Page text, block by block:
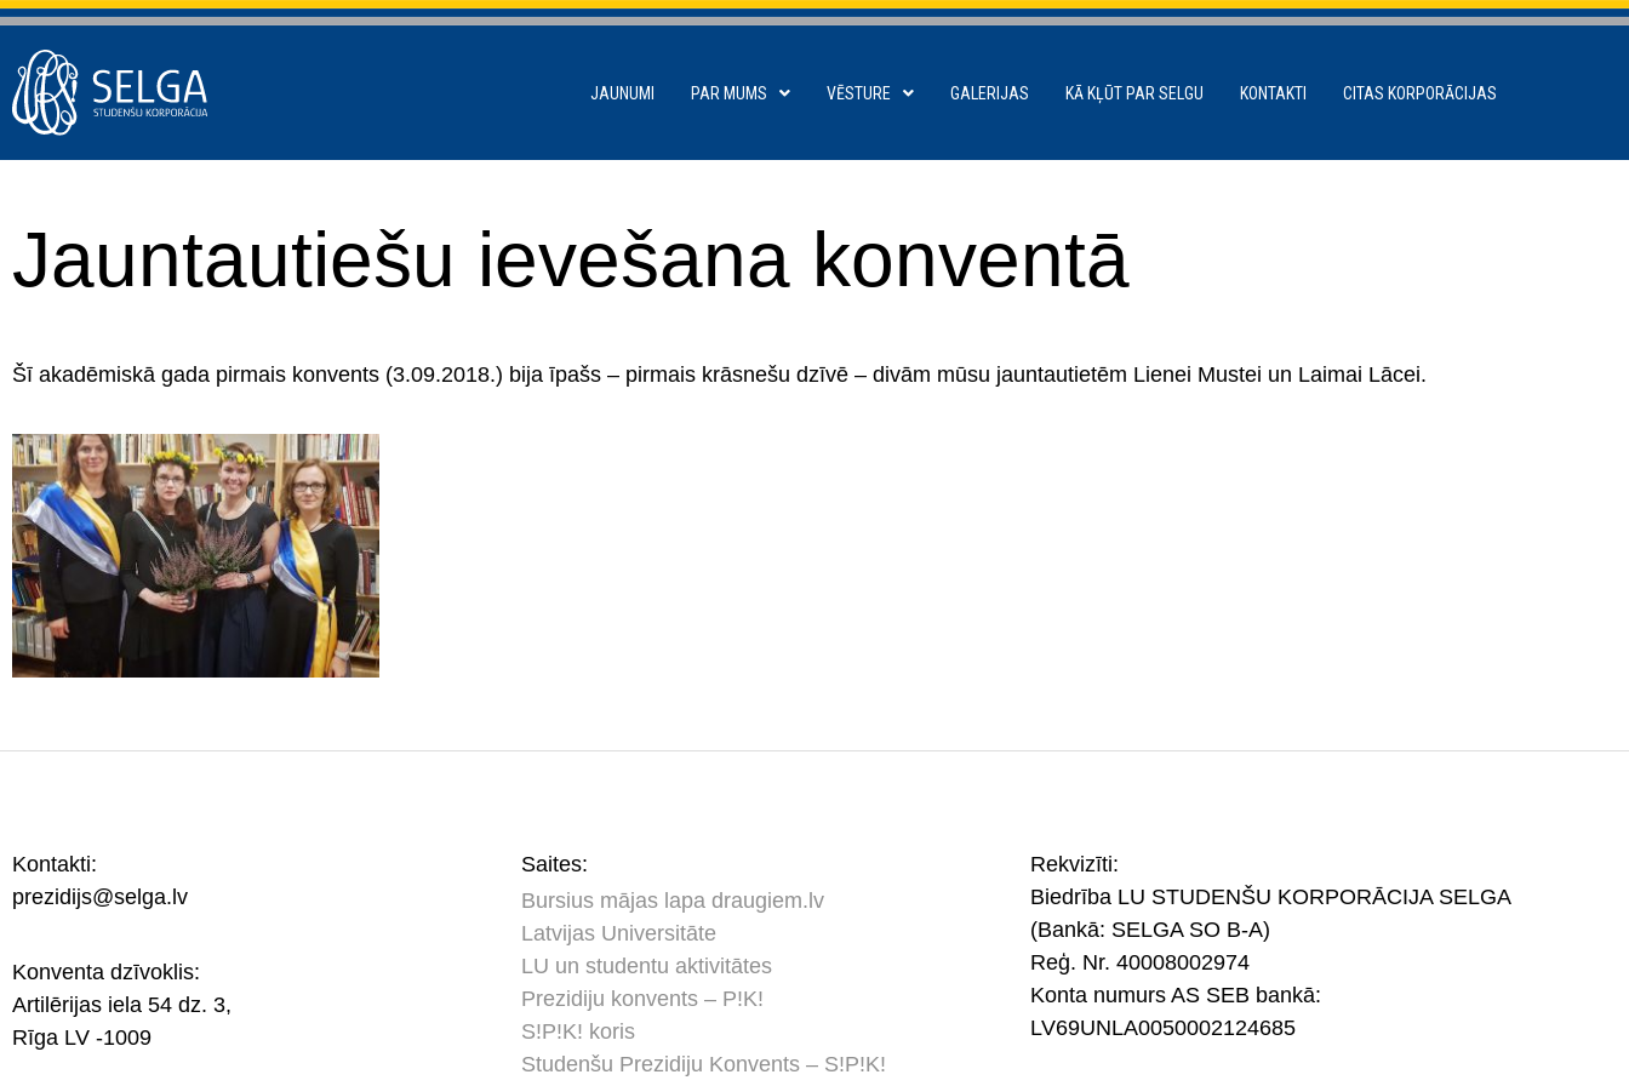
JAUNUMI PAR MUMS VĒSTURE GALERIJAS KĀ KĻŪT PAR SELGU KONTAKTI CITAS KORPORĀCIJAS
Jauntautiešu ievešana konventā
Šī akadēmiskā gada pirmais konvents (3.09.2018.) bija īpašs – pirmais krāsnešu dzīvē – divām mūsu jauntautietēm Lienei Mustei un Laimai Lācei.
Kontakti:
prezidijs@selga.lv
Konventa dzīvoklis:
Artilērijas iela 54 dz. 3,
Rīga LV -1009
Saites:
Bursius mājas lapa draugiem.lv
Latvijas Universitāte
LU un studentu aktivitātes
Prezidiju konvents – P!K!
S!P!K! koris
Studenšu Prezidiju Konvents – S!P!K!
Rekvizīti:
Biedrība LU STUDENŠU KORPORĀCIJA SELGA
(Bankā: SELGA SO B-A)
Reģ. Nr. 40008002974
Konta numurs AS SEB bankā:
LV69UNLA0050002124685